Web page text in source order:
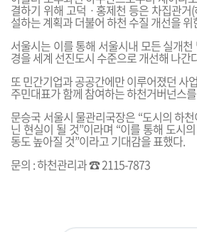
결하기 위해 고덕ㆍ홍제천 등은 차집관
설하는 계획과 더불어 하천 수질 개선을
서울시는 이를 통해 서울시내 모든 실개
경을 세계 선진도시 수준으로 개선해 나간
또 민간기업과 공공간에만 이루어졌던 사
주민대표가 함께 참여하는 하천거버넌스
문승국 서울시 물관리국장은 “도시의 하
닌 현실이 될 것”이라며 “이를 통해 도시
동도 높아질 것”이라고 기대감을 표했다.
문의 : 하천관리과 ☎ 2115-7873